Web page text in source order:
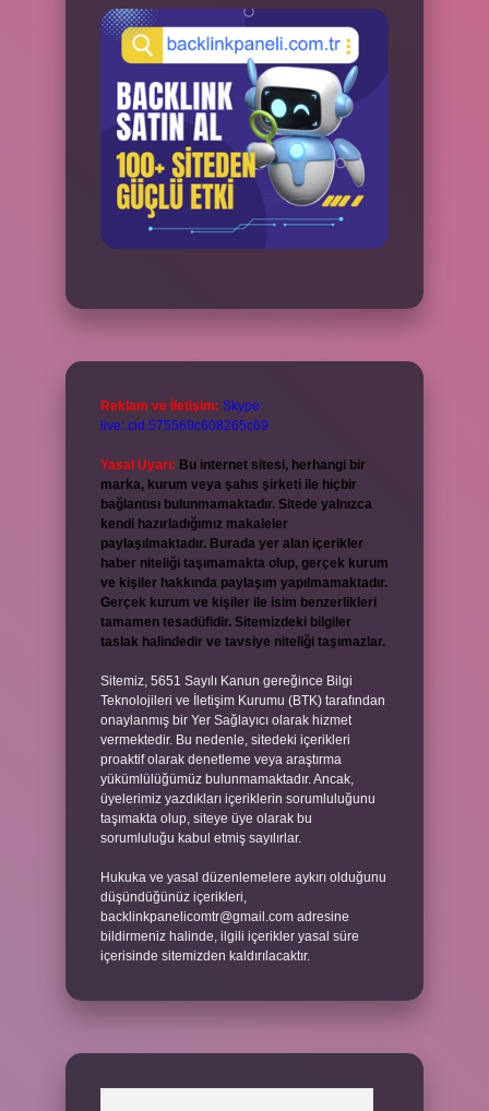
Reklam ve İletişim: Skype:
live:.cid.575569c608265c69
Yasal Uyarı: Bu internet sitesi, herhangi bir
marka, kurum veya şahıs şirketi ile hiçbir
bağlantısı bulunmamaktadır. Sitede yalnızca
kendi hazırladığımız makaleler
paylaşılmaktadır. Burada yer alan içerikler
haber niteliği taşımamakta olup, gerçek kurum
ve kişiler hakkında paylaşım yapılmamaktadır.
Gerçek kurum ve kişiler ile isim benzerlikleri
tamamen tesadüfidir. Sitemizdeki bilgiler
taslak halindedir ve tavsiye niteliği taşımazlar.
Sitemiz, 5651 Sayılı Kanun gereğince Bilgi
Teknolojileri ve İletişim Kurumu (BTK) tarafından
onaylanmış bir Yer Sağlayıcı olarak hizmet
vermektedir. Bu nedenle, sitedeki içerikleri
proaktif olarak denetleme veya araştırma
yükümlülüğümüz bulunmamaktadır. Ancak,
üyelerimiz yazdıkları içeriklerin sorumluluğunu
taşımakta olup, siteye üye olarak bu
sorumluluğu kabul etmiş sayılırlar.
Hukuka ve yasal düzenlemelere aykırı olduğunu
düşündüğünüz içerikleri,
backlinkpanelicomtr@gmail.com adresine
bildirmeniz halinde, ilgili içerikler yasal süre
içerisinde sitemizden kaldırılacaktır.